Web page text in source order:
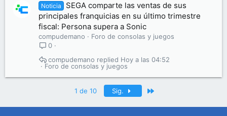
Noticia
SEGA comparte las ventas de sus
principales franquicias en su último trimestre
fiscal: Persona supera a Sonic
compudemano
Foro de consolas y juegos
0
Foro de consolas y juegos
Hoy a las 04:52
compudemano
1 de 10 Sig.